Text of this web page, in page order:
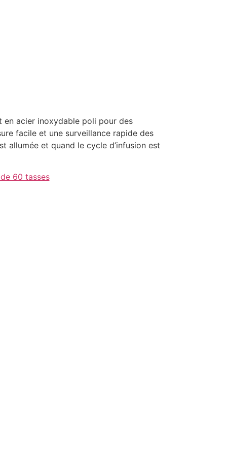
en acier inoxydable poli pour des
facile et une surveillance rapide des
allumée et quand le cycle d’infusion est
60 tasses